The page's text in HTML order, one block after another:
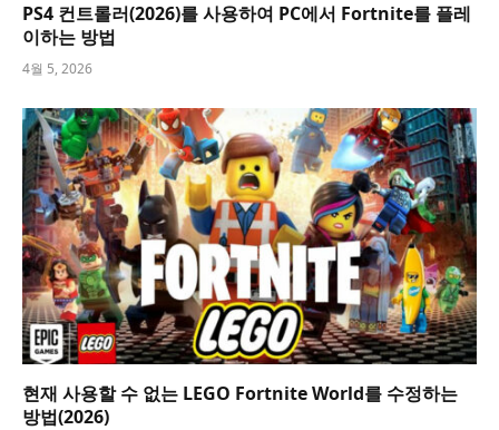
PS4 컨트롤러(2026)를 사용하여 PC에서 Fortnite를 플레
이하는 방법
4월 5, 2026
현재 사용할 수 없는 LEGO Fortnite World를 수정하는
방법(2026)